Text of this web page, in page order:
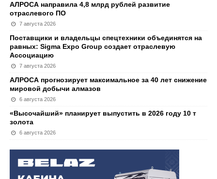
АЛРОСА направила 4,8 млрд рублей развитие
отраслевого ПО
7 августа 2026
Поставщики и владельцы спецтехники объединятся на
равных: Sigma Expo Group создает отраслевую
Ассоциацию
7 августа 2026
АЛРОСА прогнозирует максимальное за 40 лет снижение
мировой добычи алмазов
6 августа 2026
«Высочайший» планирует выпустить в 2026 году 10 т
золота
6 августа 2026